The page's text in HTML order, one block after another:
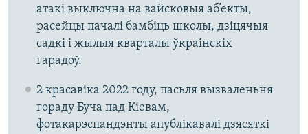
атакі выключна на вайсковыя аб’екты,
расейцы пачалі бамбіць школы, дзіцячыя
садкі і жылыя кварталы ўкраінскіх
гарадоў.
2 красавіка 2022 году, пасьля вызваленьня
гораду Буча пад Кіевам,
фотакарэспандэнты апублікавалі дзясяткі